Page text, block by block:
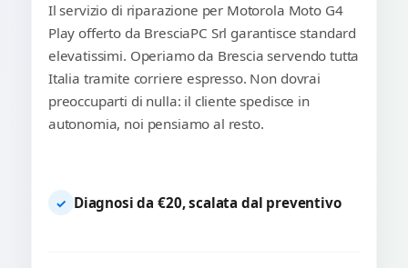
Il servizio di riparazione per Motorola Moto G4
Play offerto da BresciaPC Srl garantisce standard
elevatissimi. Operiamo da Brescia servendo tutta
Italia tramite corriere espresso. Non dovrai
preoccuparti di nulla: il cliente spedisce in
autonomia, noi pensiamo al resto.
✓ Diagnosi da €20, scalata dal preventivo